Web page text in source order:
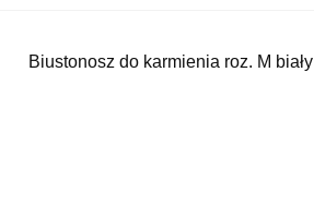
Biustonosz do karmienia roz. M biały